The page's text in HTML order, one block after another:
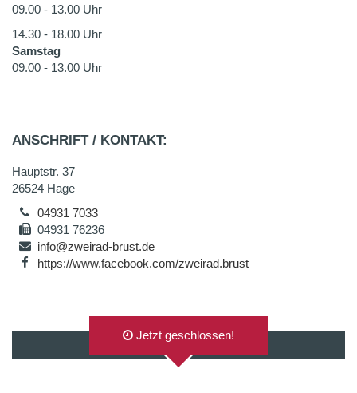
09.00 - 13.00 Uhr
14.30 - 18.00 Uhr
Samstag
09.00 - 13.00 Uhr
ANSCHRIFT / KONTAKT:
Hauptstr. 37
26524 Hage
04931 7033
04931 76236
info@zweirad-brust.de
https://www.facebook.com/zweirad.brust
AUF GOOGLEMAPS ANZEIGEN
Jetzt geschlossen!